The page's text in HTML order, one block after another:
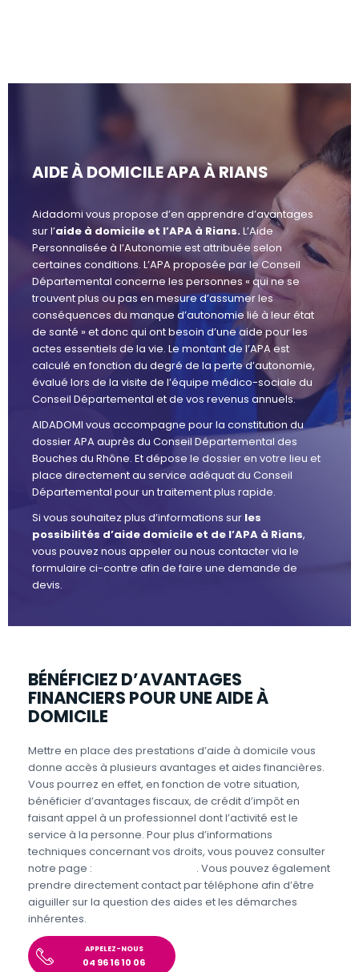
AIDE À DOMICILE APA À RIANS
Aidadomi vous propose d’en apprendre d’avantages
sur l’aide à domicile et l’APA à Rians.L’Aide
Personnalisée à l’Autonomie est attribuée selon
certaines conditions. L’APA proposée par le Conseil
Départemental concerne les personnes « qui ne se
trouvent plus ou pas en mesure d’assumer les
conséquences du manque d’autonomie lié à leur état
de santé » et donc qui ont besoin d’une aide pour les
actes essentiels de la vie. Le montant de l’APA est
calculé en fonction du degré de la perte d’autonomie,
évalué lors de la visite de l’équipe médico-sociale du
Conseil Départemental et de vos revenus annuels.
AIDADOMI vous accompagne pour la constitution du
dossier APA auprès du Conseil Départemental des
Bouches du Rhône. Et dépose le dossier en votre lieu et
place directement au service adéquat du Conseil
Départemental pour un traitement plus rapide.
Si vous souhaitez plus d’informations sur les
possibilités d’aide domicile et de l’APA à Rians,
vous pouvez nous appeler ou nous contacter via le
formulaire ci-contre afin de faire une demande de
devis.
BÉNÉFICIEZ D’AVANTAGES
FINANCIERS POUR UNE AIDE À
DOMICILE
Mettre en place des prestations d’aide à domicile vous
donne accès à plusieurs avantages et aides financières.
Vous pourrez en effet, en fonction de votre situation,
bénéficier d’avantages fiscaux, de crédit d’impôt en
faisant appel à un professionnel dont l’activité est le
service à la personne. Pour plus d’informations
techniques concernant vos droits, vous pouvez consulter
notre page :
. Vous pouvez également
prendre directement contact par téléphone afin d’être
aiguiller sur la question des aides et les démarches
inhérentes.
APPELEZ-NOUS
04 96 16 10 06